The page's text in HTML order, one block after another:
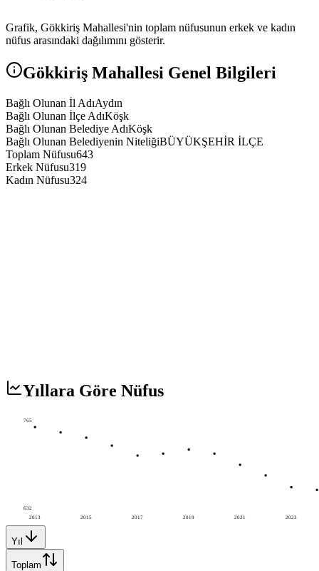
Grafik, Gökkiriş Mahallesi'nin toplam nüfusunun erkek ve kadın
nüfus arasındaki dağılımını gösterir.
Gökkiriş Mahallesi Genel Bilgileri
Bağlı Olunan İl AdıAydın
Bağlı Olunan İlçe AdıKöşk
Bağlı Olunan Belediye AdıKöşk
Bağlı Olunan Belediyenin NiteliğiBÜYÜKŞEHİR İLÇE
Toplam Nüfusu643
Erkek Nüfusu319
Kadın Nüfusu324
Yıllara Göre Nüfus
2013 2015 2017 2019 2021 2023
765
632
Yıl
Toplam